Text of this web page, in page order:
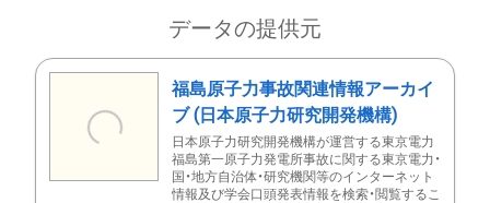
データの提供元
福島原子力事故関連情報アーカイ
ブ (日本原子力研究開発機構)
日本原子力研究開発機構が運営する東京電力
福島第一原子力発電所事故に関する東京電力・
国・地方自治体・研究機関等のインターネット
情報及び学会口頭発表情報を検索・閲覧するこ